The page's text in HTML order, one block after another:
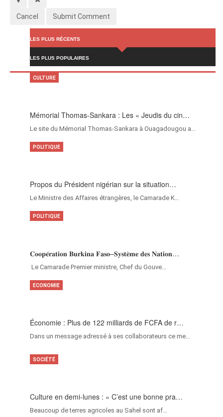
Cancel Submit Comment
LES PLUS RÉCENTS
LES PLUS POPULAIRES
Mémorial Thomas-Sankara : Les « Jeudis du cin…
Le site du Mémorial Thomas-Sankara à Ouagadougou a…
CULTURE
Propos du Président nigérian sur la situation…
Le Ministre des Affaires étrangères, le Camarade K…
POLITIQUE
𝐂𝐨𝐨𝐩𝐞́𝐫𝐚𝐭𝐢𝐨𝐧 𝐁𝐮𝐫𝐤𝐢𝐧𝐚 𝐅𝐚𝐬𝐨–𝐒𝐲𝐬𝐭𝐞̀𝐦𝐞 𝐝𝐞𝐬 𝐍𝐚𝐭𝐢𝐨𝐧…
‎Le Camarade Premier ministre, Chef du Gouve…
POLITIQUE
Économie : Plus de 122 milliards de FCFA de r…
Dans un message adressé à ses collaborateurs ce me…
ECONOMIE
Culture en demi-lunes : « C’est une bonne pra…
Beaucoup de terres agricoles au Sahel sont af…
SOCIÉTÉ